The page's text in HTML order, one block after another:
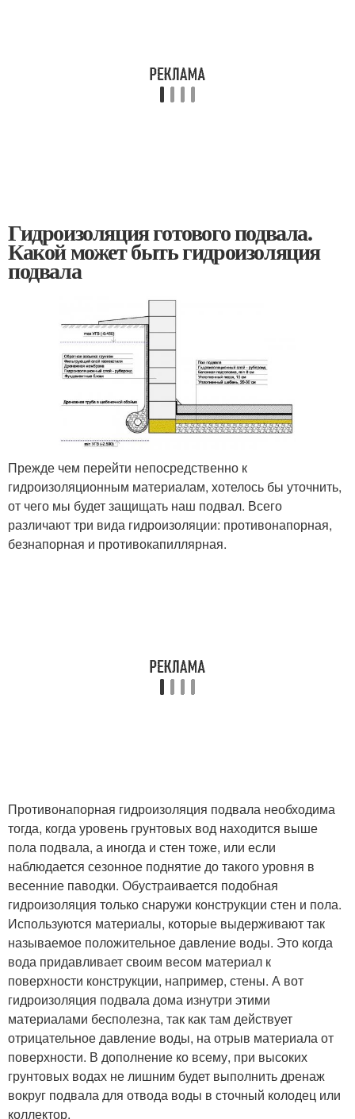
Гидроизоляция готового подвала.
Какой может быть гидроизоляция
подвала
Прежде чем перейти непосредственно к
гидроизоляционным материалам, хотелось бы уточнить,
от чего мы будет защищать наш подвал. Всего
различают три вида гидроизоляции: противонапорная,
безнапорная и противокапиллярная.
Противонапорная гидроизоляция подвала необходима
тогда, когда уровень грунтовых вод находится выше
пола подвала, а иногда и стен тоже, или если
наблюдается сезонное поднятие до такого уровня в
весенние паводки. Обустраивается подобная
гидроизоляция только снаружи конструкции стен и пола.
Используются материалы, которые выдерживают так
называемое положительное давление воды. Это когда
вода придавливает своим весом материал к
поверхности конструкции, например, стены. А вот
гидроизоляция подвала дома изнутри этими
материалами бесполезна, так как там действует
отрицательное давление воды, на отрыв материала от
поверхности. В дополнение ко всему, при высоких
грунтовых водах не лишним будет выполнить дренаж
вокруг подвала для отвода воды в сточный колодец или
коллектор.